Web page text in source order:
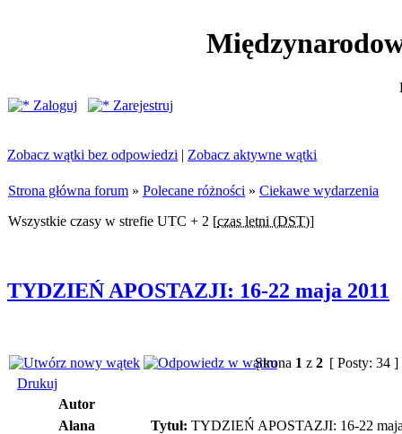
Zaloguj
Zarejestruj
Zobacz wątki bez odpowiedzi | Zobacz aktywne wątki
Strona główna forum » Polecane różności » Ciekawe wydarzenia
Wszystkie czasy w strefie UTC + 2 [czas letni (DST)]
TYDZIEŃ APOSTAZJI: 16-22 maja 2011
Strona 1 z 2 [ Posty: 34 ]
Drukuj
Autor
Alana
Tytuł: TYDZIEŃ APOSTAZJI: 16-22